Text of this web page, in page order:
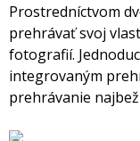
Prostredníctvom
prehrávať svoj
fotografií.
integrovaným
prehrávanie